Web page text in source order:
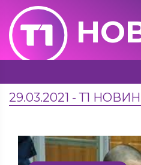
29.03.2021 - Т1